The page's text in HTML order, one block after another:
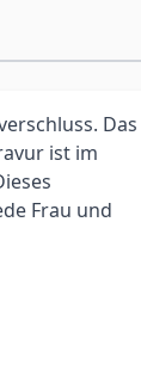
Das
ist im
Frau und